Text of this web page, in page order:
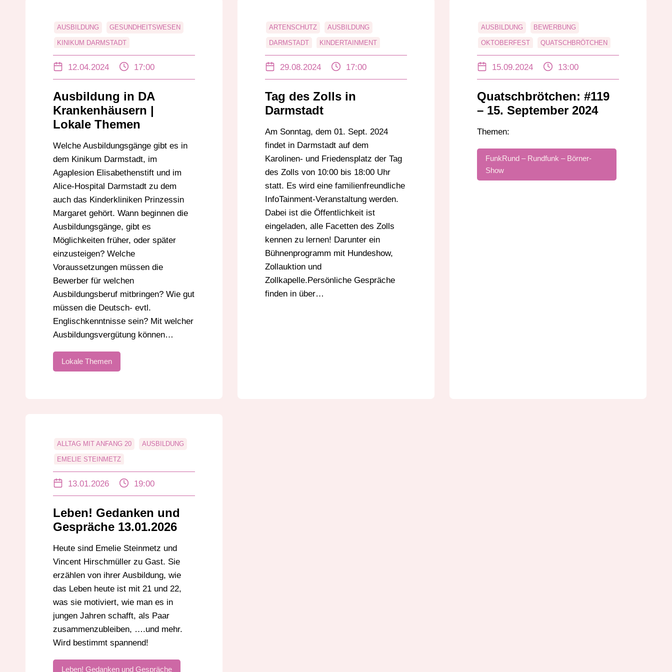
AUSBILDUNG GESUNDHEITSWESEN
KINIKUM DARMSTADT
12.04.2024 17:00
Ausbildung in DA
Krankenhäusern |
Lokale Themen
Welche Ausbildungsgänge gibt es in
dem Kinikum Darmstadt, im
Agaplesion Elisabethenstift und im
Alice-Hospital Darmstadt zu dem
auch das Kinderkliniken Prinzessin
Margaret gehört. Wann beginnen die
Ausbildungsgänge, gibt es
Möglichkeiten früher, oder später
einzusteigen? Welche
Voraussetzungen müssen die
Bewerber für welchen
Ausbildungsberuf mitbringen? Wie gut
müssen die Deutsch- evtl.
Englischkenntnisse sein? Mit welcher
Ausbildungsvergütung können…
Lokale Themen
ARTENSCHUTZ AUSBILDUNG
DARMSTADT KINDERTAINMENT
29.08.2024 17:00
Tag des Zolls in
Darmstadt
Am Sonntag, dem 01. Sept. 2024
findet in Darmstadt auf dem
Karolinen- und Friedensplatz der Tag
des Zolls von 10:00 bis 18:00 Uhr
statt. Es wird eine familienfreundliche
InfoTainment-Veranstaltung werden.
Dabei ist die Öffentlichkeit ist
eingeladen, alle Facetten des Zolls
kennen zu lernen! Darunter ein
Bühnenprogramm mit Hundeshow,
Zollauktion und
Zollkapelle.Persönliche Gespräche
finden in über…
AUSBILDUNG BEWERBUNG
OKTOBERFEST QUATSCHBRÖTCHEN
15.09.2024 13:00
Quatschbrötchen: #119
– 15. September 2024
Themen:
FunkRund – Rundfunk – Börner-
Show
ALLTAG MIT ANFANG 20 AUSBILDUNG
EMELIE STEINMETZ
MOTIVATION
VINCENT HIRSCHMÜLLER
13.01.2026 19:00
Leben! Gedanken und
Gespräche 13.01.2026
Heute sind Emelie Steinmetz und
Vincent Hirschmüller zu Gast. Sie
erzählen von ihrer Ausbildung, wie
das Leben heute ist mit 21 und 22,
was sie motiviert, wie man es in
jungen Jahren schafft, als Paar
zusammenzubleiben, ….und mehr.
Wird bestimmt spannend!
Leben! Gedanken und Gespräche